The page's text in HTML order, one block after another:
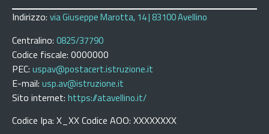
Indirizzo: via Giuseppe Marotta, 14 | 83100 Avellino
Centralino: 0825/37790
Codice fiscale: 0000000
PEC: uspav@postacert.istruzione.it
E-mail: usp.av@istruzione.it
Sito internet: https://atavellino.it/
Codice Ipa: X_XX Codice AOO: XXXXXXXX